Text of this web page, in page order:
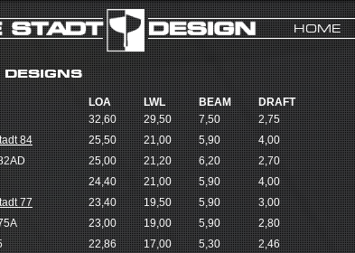
HOME
LOA LWL BEAM DRAFT
32,60 29,50 7,50 2,75
84 25,50 21,00 5,90 4,00
25,00 21,20 6,20 2,70
24,40 21,00 5,90 4,00
77 23,40 19,50 5,90 3,00
23,00 19,00 5,90 2,80
22,86 17,00 5,30 2,46